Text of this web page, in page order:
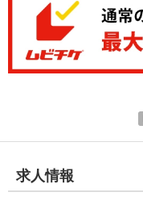
求人情報